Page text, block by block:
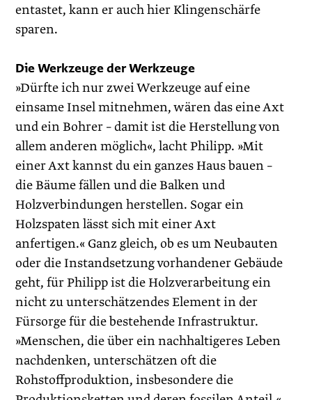
entastet, kann er auch hier Klingenschärfe
sparen.
Die Werkzeuge der Werkzeuge
»Dürfte ich nur zwei Werkzeuge auf eine
einsame Insel mitnehmen, wären das eine Axt
und ein Bohrer – damit ist die Herstellung von
allem anderen möglich«, lacht Philipp. »Mit
einer Axt kannst du ein ganzes Haus bauen –
die Bäume fällen und die Balken und
Holzverbindungen herstellen. Sogar ein
Holzspaten lässt sich mit einer Axt
anfertigen.« Ganz gleich, ob es um Neubauten
oder die Instandsetzung vorhandener Gebäude
geht, für Philipp ist die Holzverarbeitung ein
nicht zu unterschätzendes Element in der
Fürsorge für die bestehende Infrastruktur.
»Menschen, die über ein nachhaltigeres Leben
nachdenken, unterschätzen oft die
Rohstoffproduktion, insbesondere die